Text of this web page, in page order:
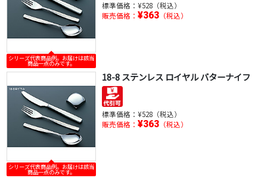
シリーズ代表商品例。お届けは該当
商品一点のみです。
標準価格： ¥528（税込）
販売価格： ¥363（税込）
シリーズ代表商品例。お届けは該当
商品一点のみです。
18-8 ステンレス ロイヤル バターナイフ
標準価格： ¥528（税込）
販売価格： ¥363（税込）